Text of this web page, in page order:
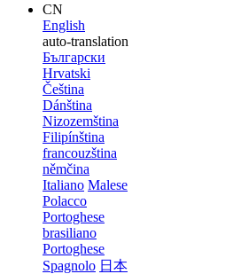
CN
English
auto-translation
Български
Hrvatski
Čeština
Dánština
Nizozemština
Filipínština
francouzština
němčina
Italiano Malese
Polacco
Portoghese
brasiliano
Portoghese
Spagnolo 日本